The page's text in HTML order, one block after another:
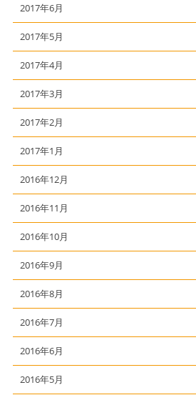
2017年6月
2017年5月
2017年4月
2017年3月
2017年2月
2017年1月
2016年12月
2016年11月
2016年10月
2016年9月
2016年8月
2016年7月
2016年6月
2016年5月